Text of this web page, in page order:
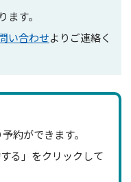
す。
い合わせよりご連絡く
予約ができます。
る」をクリックして